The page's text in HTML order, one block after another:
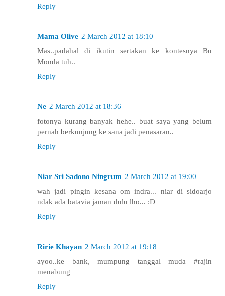
Reply
Mama Olive 2 March 2012 at 18:10
Mas..padahal di ikutin sertakan ke kontesnya Bu
Monda tuh..
Reply
Ne 2 March 2012 at 18:36
fotonya kurang banyak hehe.. buat saya yang belum
pernah berkunjung ke sana jadi penasaran..
Reply
Niar Sri Sadono Ningrum 2 March 2012 at 19:00
wah jadi pingin kesana om indra... niar di sidoarjo
ndak ada batavia jaman dulu lho... :D
Reply
Ririe Khayan 2 March 2012 at 19:18
ayoo..ke bank, mumpung tanggal muda #rajin
menabung
Reply